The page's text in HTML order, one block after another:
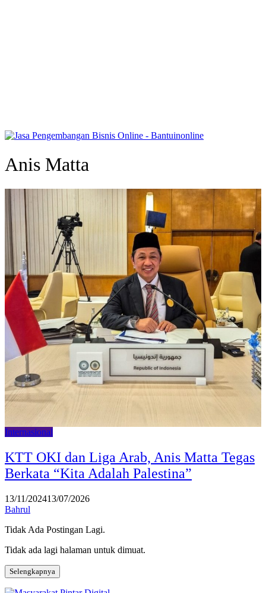
Anis Matta
Internasional
KTT OKI dan Liga Arab, Anis Matta Tegas
Berkata “Kita Adalah Palestina”
13/11/202413/07/2026
Bahrul
Tidak Ada Postingan Lagi.
Tidak ada lagi halaman untuk dimuat.
Selengkapnya